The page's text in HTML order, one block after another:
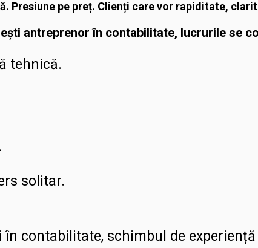
Presiune pe preț. Clienți care vor rapiditate,
antreprenor în contabilitate, lucrurile se
tehnică.
solitar.
contabilitate, schimbul de